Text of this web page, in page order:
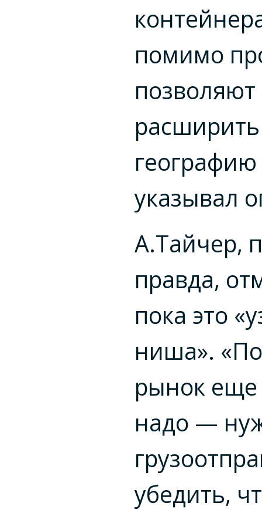
помимо
позволяют
расширить
указывал
А.Тайчер,
правда,
пока это
ниша».
рынок еще
надо —
убедить,